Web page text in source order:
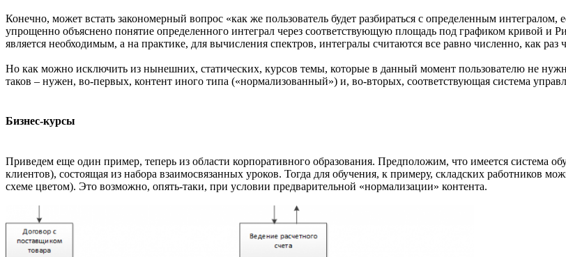
Конечно, может встать закономерный вопрос «как же пользователь будет разбираться с определенным
упрощенно объяснено понятие определенного интеграл через соответствующую площадь под графиком кривой и
является необходимым, а на практике, для вычисления спектров, интегралы считаются все равно численно, как раз
Но как можно исключить из нынешних, статических, курсов темы, которые в данный момент пользователю не
таков – нужен, во-первых, контент иного типа («нормализованный») и, во-вторых, соответствующая система
Бизнес-курсы
Приведем еще один пример, теперь из области корпоративного образования. Предположим, что имеется система
клиентов), состоящая из набора взаимосвязанных уроков. Тогда для обучения, к примеру, складских работников
схеме цветом). Это возможно, опять-таки, при условии предварительной «нормализации» контента.